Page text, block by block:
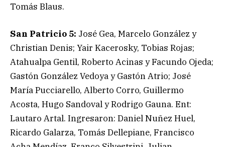
Tomás Blaus.
San Patricio 5: José Gea, Marcelo González y
Christian Denis; Yair Kacerosky, Tobias Rojas;
Atahualpa Gentil, Roberto Acinas y Facundo Ojeda;
Gastón González Vedoya y Gastón Atrio; José
María Pucciarello, Alberto Corro, Guillermo
Acosta, Hugo Sandoval y Rodrigo Gauna. Ent:
Lautaro Artal. Ingresaron: Daniel Nuñez Huel,
Ricardo Galarza, Tomás Dellepiane, Francisco